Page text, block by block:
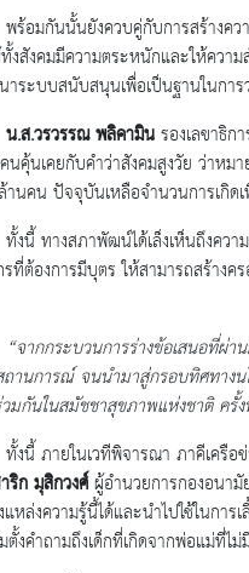
พร้อมกันนั้นยังควบคู่กับการสร้างคว
งสังคมมีความตระหนักและให้ควา
ระบบสนับสนุนเพื่อเป็นฐานในกา
น.ส.วรวรรณ พลิคามินรองเลขาธิ
คุ้นเคยกับคำว่าสังคมสูงวัย ว่าหม
นคน ปัจจุบันเหลือจำนวนการเกิด
ทั้งนี้ ทางสภาพัฒน์ได้เล็งเห็นถึงคว
ที่ต้องการมีบุตร ให้สามารถสร้าง
“จากกระบวนการร่างข้อเสนอที่ผ่
านการณ์ จนนำมาสู่กรอบทิศทางน
วมกันในสมัชชาสุขภาพแห่งชาติ ครั้
ทั้งนี้ ภายในเวทีพิจารณา ภาคีเครือ
ริก มุสิกวงศ์ผู้อำนวยการกองอนามั
แหล่งความรู้นี้ได้และนำไปใช้ในกา
งคำถามถึงเด็กที่เกิดจากพ่อแม่ที่ไ